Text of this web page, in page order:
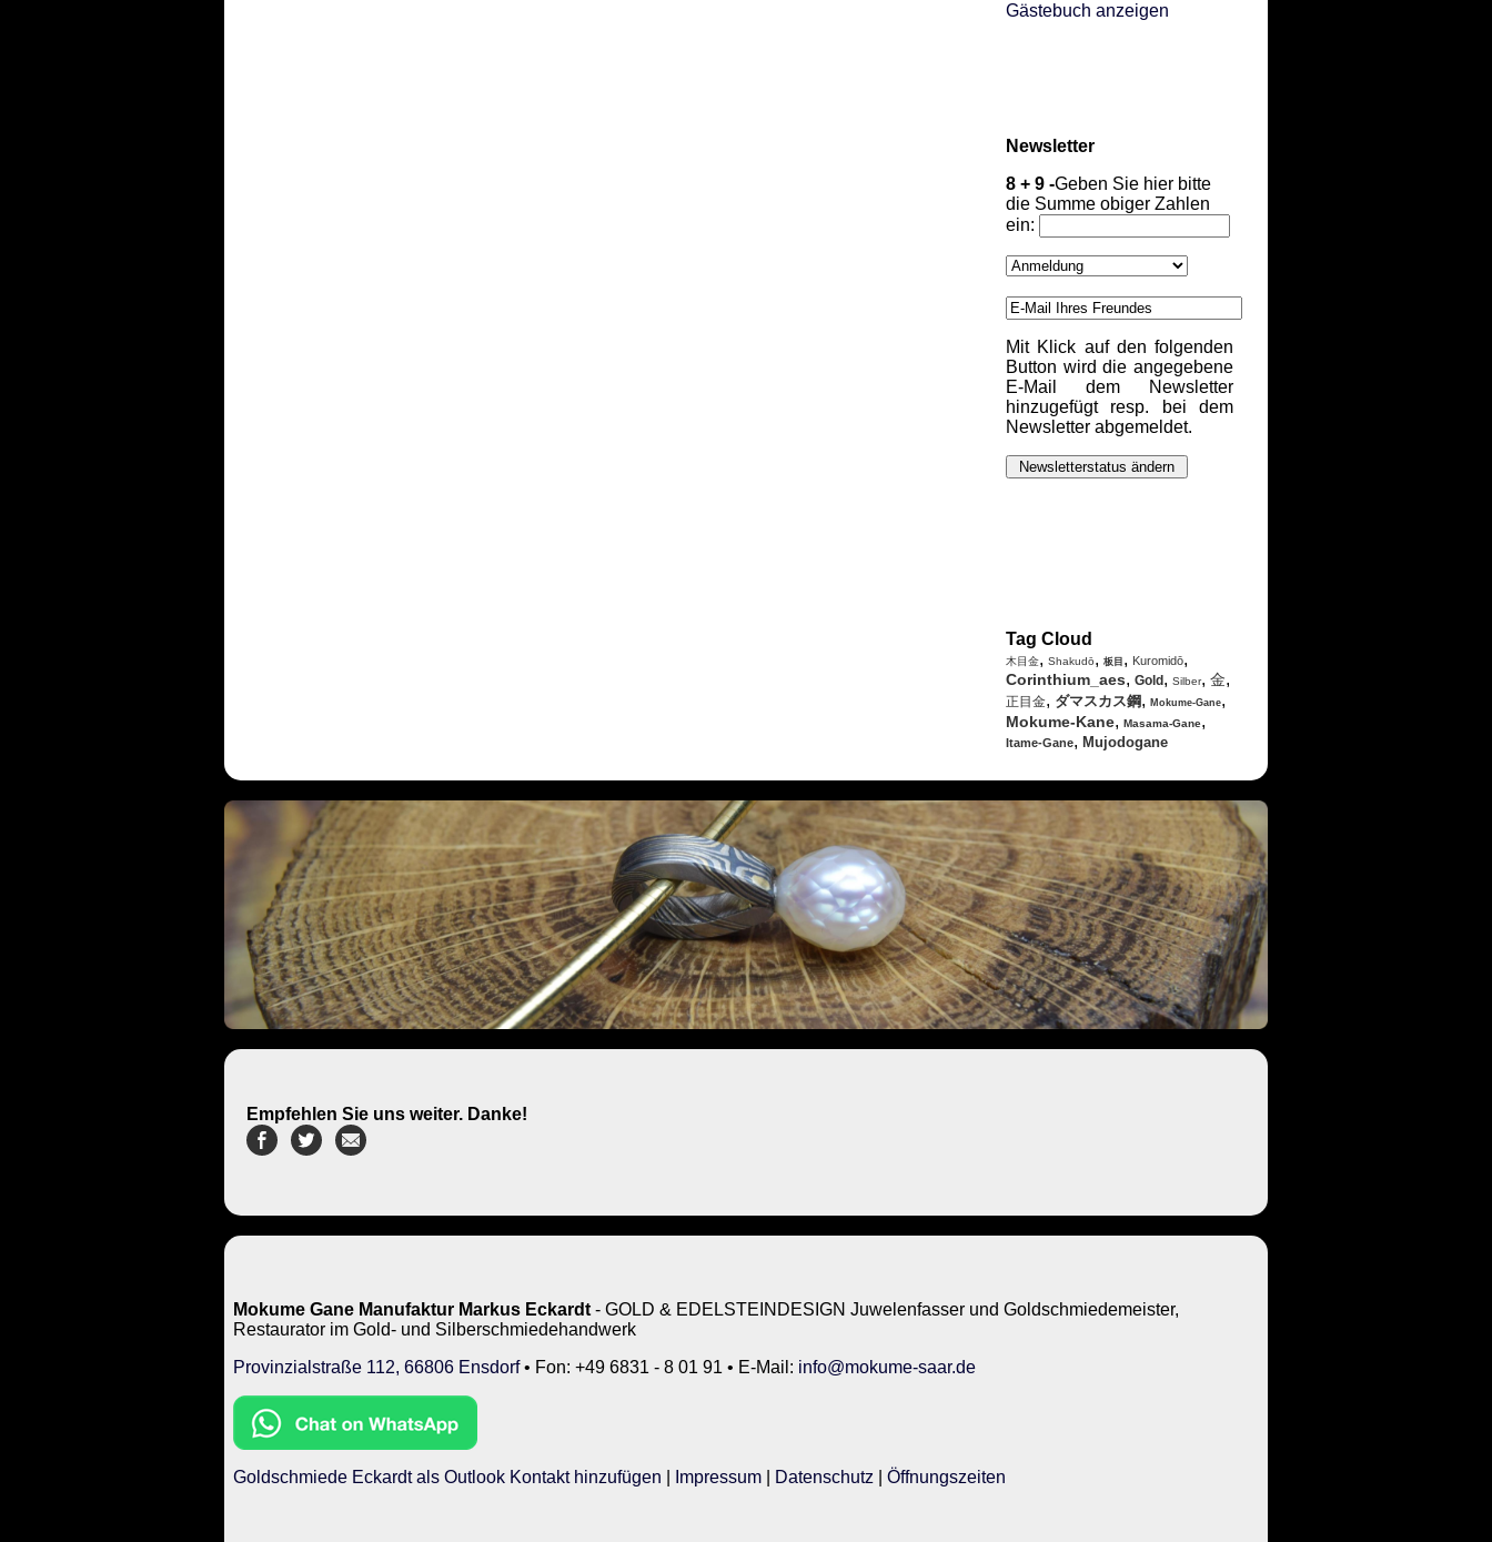
Gästebuch anzeigen
Newsletter
8 + 9 -Geben Sie hier bitte
die Summe obiger Zahlen
ein:
Mit Klick auf den folgenden
Button wird die angegebene
E-Mail dem Newsletter
hinzugefügt resp. bei dem
Newsletter abgemeldet.
Tag Cloud
木目金, Shakudō, 板目 , Kuromidō,
Corinthium_aes, Gold , Silber, 金,
正目金, ダマスカス鋼, Mokume-Gane,
Mokume-Kane, Masama-Gane,
Itame-Gane, Mujodogane
Empfehlen Sie uns weiter. Danke!
Mokume Gane Manufaktur Markus Eckardt - GOLD & EDELSTEINDESIGN Juwelenfasser und Goldschmiedemeister,
Restaurator im Gold- und Silberschmiedehandwerk
Provinzialstraße 112, 66806 Ensdorf• Fon: +49 6831 - 8 01 91 • E-Mail: info@mokume-saar.de
Goldschmiede Eckardt als Outlook Kontakt hinzufügen Impressum Datenschutz Öffnungszeiten